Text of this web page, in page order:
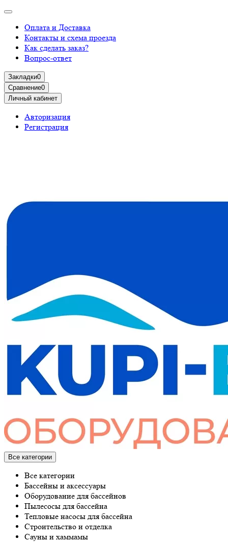
Оплата и Доставка
Контакты и схема проезда
Как сделать заказ?
Вопрос-ответ
Закладки0
Сравнение0
Личный кабинет
Авторизация
Регистрация
Все категории
Все категории
Бассейны и аксессуары
Оборудование для бассейнов
Пылесосы для бассейна
Тепловые насосы для бассейна
Строительство и отделка
Сауны и хаммамы